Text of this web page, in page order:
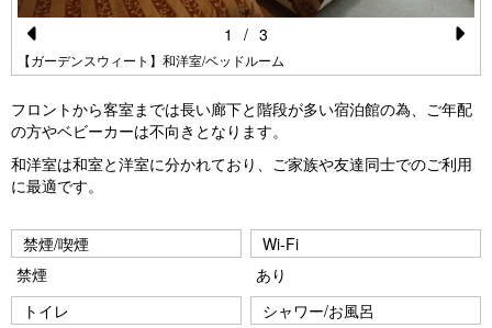
Pr
vi
o
u
s
【ガーデンスウィート】和洋室/ベッドルーム
xt
1 / 3
フロントから客室までは長い廊下と階段が多い宿泊館の為、ご年配
の方やベビーカーは不向きとなります。
和洋室は和室と洋室に分かれており、ご家族や友達同士でのご利用
に最適です。
禁煙/喫煙
禁煙
Wi-Fi
あり
トイレ
シャワー/お風呂